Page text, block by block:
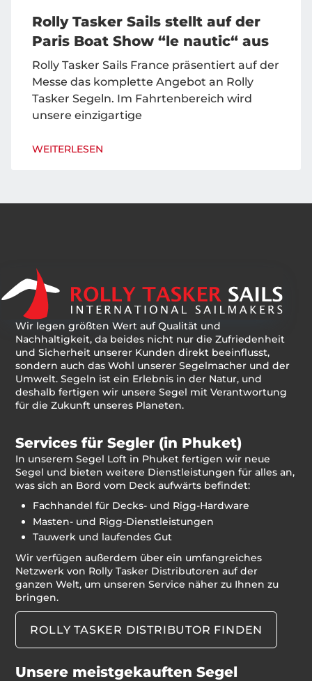
Rolly Tasker Sails stellt auf der
Paris Boat Show “le nautic“ aus
Rolly Tasker Sails France präsentiert auf der
Messe das komplette Angebot an Rolly
Tasker Segeln. Im Fahrtenbereich wird
unsere einzigartige
WEITERLESEN
Wir legen größten Wert auf Qualität und
Nachhaltigkeit, da beides nicht nur die Zufriedenheit
und Sicherheit unserer Kunden direkt beeinflusst,
sondern auch das Wohl unserer Segelmacher und der
Umwelt. Segeln ist ein Erlebnis in der Natur, und
deshalb fertigen wir unsere Segel mit Verantwortung
für die Zukunft unseres Planeten.
Services für Segler (in Phuket)
In unserem Segel Loft in Phuket fertigen wir neue
Segel und bieten weitere Dienstleistungen für alles an,
was sich an Bord vom Deck aufwärts befindet:
Fachhandel für Decks- und Rigg-Hardware
Masten- und Rigg-Dienstleistungen
Tauwerk und laufendes Gut
Wir verfügen außerdem über ein umfangreiches
Netzwerk von Rolly Tasker Distributoren auf der
ganzen Welt, um unseren Service näher zu Ihnen zu
bringen.
ROLLY TASKER DISTRIBUTOR FINDEN
Unsere meistgekauften Segel